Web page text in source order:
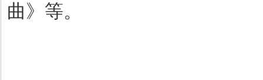
曲》等。